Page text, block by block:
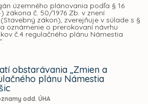
územného plánovania podľa § 16
zákona č. 50/1976 Zb. v znení
zákon), zverejňuje v súlade s §
oznámenie o prerokovaní návrhu
č.4 regulačného plánu Námestia
obstarávania „Zmien a
plánu Námestia
odd. ÚHA